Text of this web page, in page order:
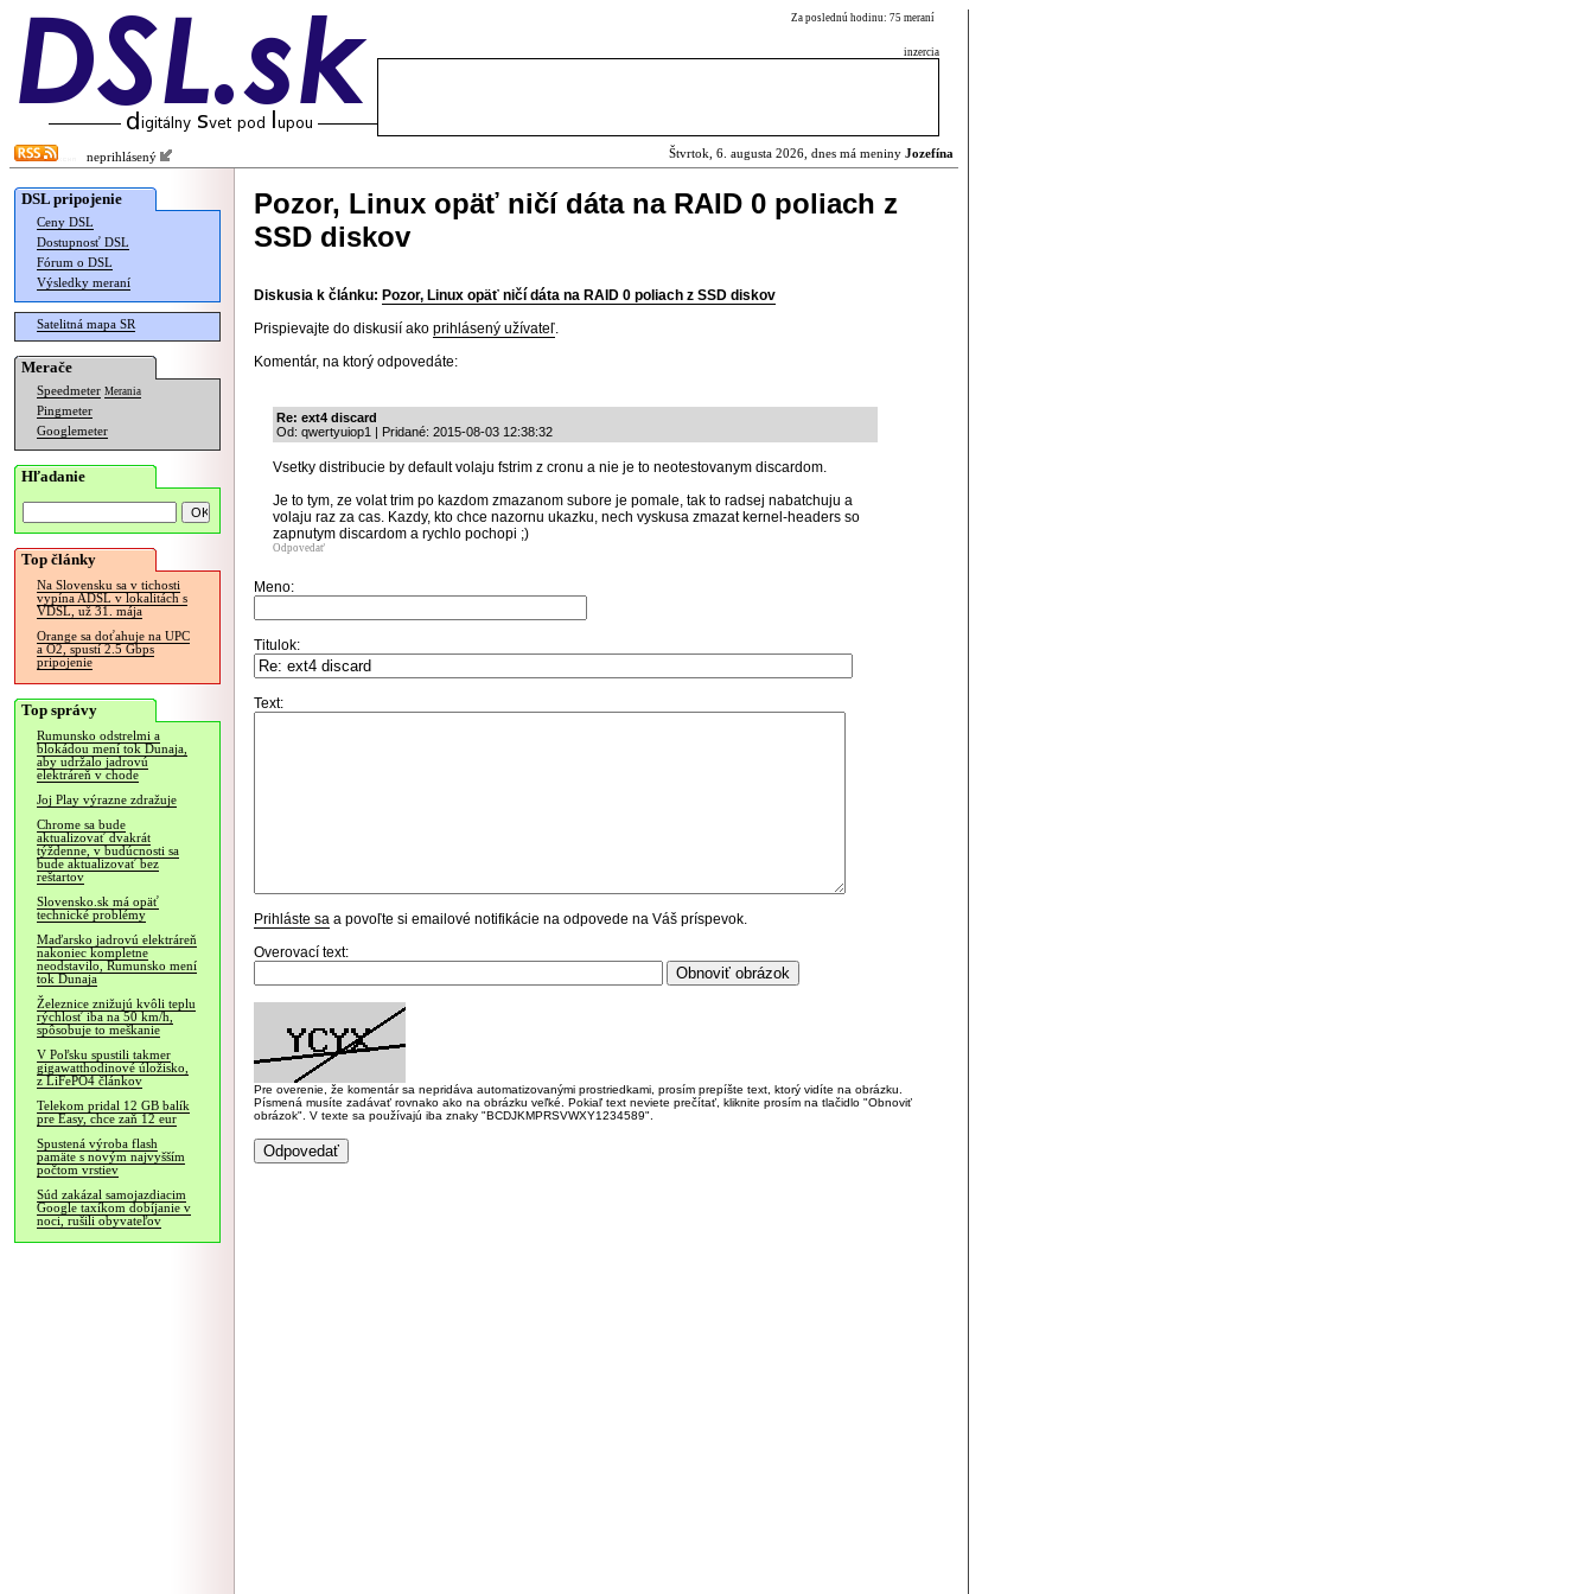
Za poslednú hodinu: 75 meraní
inzercia
neprihlásený Štvrtok, 6. augusta 2026, dnes má meniny Jozefína
DSL pripojenie
Ceny DSL
Dostupnosť DSL
Fórum o DSL
Výsledky meraní
Satelitná mapa SR
Merače
Speedmeter Merania
Pingmeter
Googlemeter
Hľadanie
Top články
Na Slovensku sa v tichosti
vypína ADSL v lokalitách s
VDSL, už 31. mája
Orange sa doťahuje na UPC
a O2, spustí 2.5 Gbps
pripojenie
Top správy
Rumunsko odstrelmi a
blokádou mení tok Dunaja,
aby udržalo jadrovú
elektráreň v chode
Joj Play výrazne zdražuje
Chrome sa bude
aktualizovať dvakrát
týždenne, v budúcnosti sa
bude aktualizovať bez
reštartov
Slovensko.sk má opäť
technické problémy
Maďarsko jadrovú elektráreň
nakoniec kompletne
neodstavilo, Rumunsko mení
tok Dunaja
Železnice znižujú kvôli teplu
rýchlosť iba na 50 km/h,
spôsobuje to meškanie
V Poľsku spustili takmer
gigawatthodinové úložisko,
z LiFePO4 článkov
Telekom pridal 12 GB balík
pre Easy, chce zaň 12 eur
Spustená výroba flash
pamäte s novým najvyšším
počtom vrstiev
Súd zakázal samojazdiacim
Google taxíkom dobíjanie v
noci, rušili obyvateľov
Pozor, Linux opäť ničí dáta na RAID 0 poliach z
SSD diskov
Diskusia k článku: Pozor, Linux opäť ničí dáta na RAID 0 poliach z SSD diskov
Prispievajte do diskusií ako prihlásený užívateľ.
Komentár, na ktorý odpovedáte:
Re: ext4 discard
Od: qwertyuiop1 | Pridané: 2015-08-03 12:38:32
Vsetky distribucie by default volaju fstrim z cronu a nie je to neotestovanym discardom.
Je to tym, ze volat trim po kazdom zmazanom subore je pomale, tak to radsej nabatchuju a
volaju raz za cas. Kazdy, kto chce nazornu ukazku, nech vyskusa zmazat kernel-headers so
zapnutym discardom a rychlo pochopi ;)
Odpovedať
Meno:
Titulok:
Text:
Prihláste sa a povoľte si emailové notifikácie na odpovede na Váš príspevok.
Overovací text:
Pre overenie, že komentár sa nepridáva automatizovanými prostriedkami, prosím prepíšte text, ktorý vidíte na obrázku.
Písmená musíte zadávať rovnako ako na obrázku veľké. Pokiaľ text neviete prečítať, kliknite prosím na tlačidlo "Obnoviť
obrázok". V texte sa používajú iba znaky "BCDJKMPRSVWXY1234589".